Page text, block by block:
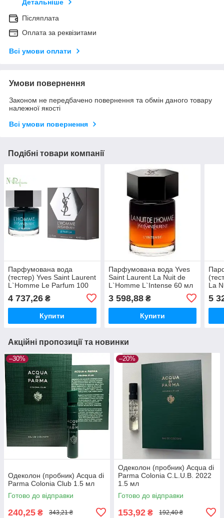
Детальніше
Післяплата
Оплата за реквізитами
Всі умови оплати
Умови повернення
Законом не передбачено повернення та обмін даного товару
належної якості
Всі умови повернення
Подібні товари компанії
Парфумована вода
(тестер) Yves Saint Laurent
L`Homme Le Parfum 100
4 737,26 ₴
Купити
Парфумована вода Yves
Saint Laurent La Nuit de
L`Homme L`Intense 60 мл
3 598,88₴
Купити
La
5
Акційні пропозиції та новинки
–30%
Одеколон (пробник) Acqua di
Parma Colonia Club 1.5 мл
Готово до відправки
240,25 ₴ 343,21 ₴
–20%
Одеколон (пробник) Acqua di
Parma Colonia C.L.U.B. 2022
1.5 мл
Готово до відправки
153,92 ₴ 192,40 ₴